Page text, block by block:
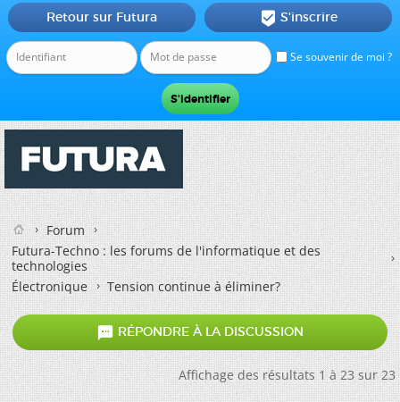
Se souvenir de moi ?
Retour sur Futura  S'inscrire
Forum
Futura-Techno : les forums de l'informatique et des
technologies
Électronique
Tension continue à éliminer?
 RÉPONDRE À LA DISCUSSION
Affichage des résultats 1 à 23 sur 23